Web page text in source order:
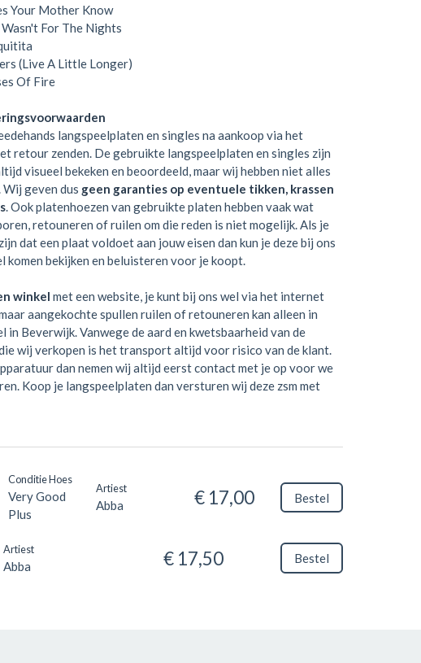
Mother Know
For The Nights
(Live A Little Longer)
Of Fire
langspeelplaten en singles na aankoop via het
retour zenden. De gebruikte langspeelplaten en singles zijn
visueel bekeken en beoordeeld, maar wij hebben niet alles
geven dus geen garanties op eventuele tikken, krassen
. Ook platenhoezen van gebruikte platen hebben vaak wat
retouneren of ruilen om die reden is niet mogelijk. Als je
dat een plaat voldoet aan jouw eisen dan kun je deze bij ons
komen bekijken en beluisteren voor je koopt.
winkel met een website, je kunt bij ons wel via het internet
aangekochte spullen ruilen of retouneren kan alleen in
in Beverwijk. Vanwege de aard en kwetsbaarheid van de
wij verkopen is het transport altijd voor risico van de klant.
dan nemen wij altijd eerst contact met je op voor we
Koop je langspeelplaten dan versturen wij deze zsm met
Conditie Hoes
Very Good
Plus
Artiest
Abba € 17,00 Bestel
Artiest
Abba € 17,50 Bestel